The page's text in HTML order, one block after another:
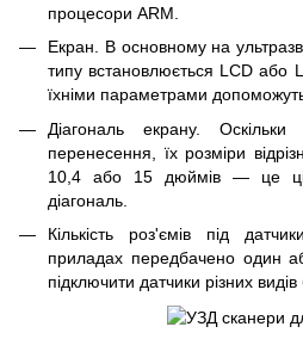
процесори ARM.
Екран. В основному на
типу встановлюється LCD або
їхніми параметрами
Діагональ екрану.
перенесення, їх розміри
10,4 або 15 дюймів — це
діагональ.
Кількість роз'ємів під
приладах передбачено один
підключити датчики різних видів